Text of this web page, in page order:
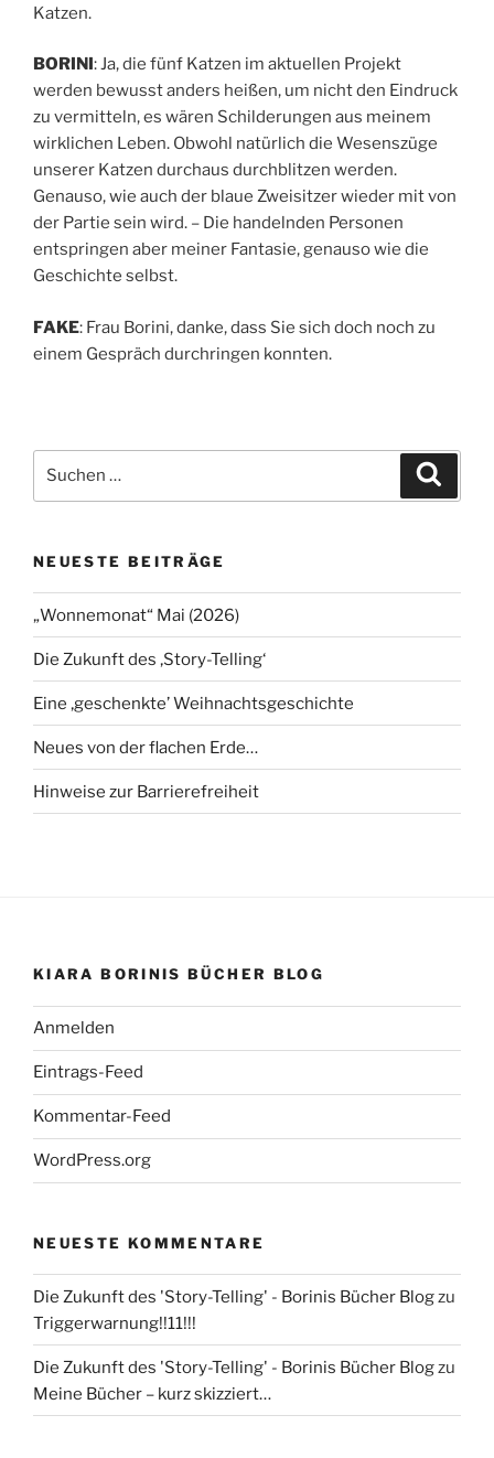
Katzen.
BORINI: Ja, die fünf Katzen im aktuellen Projekt
werden bewusst anders heißen, um nicht den Eindruck
zu vermitteln, es wären Schilderungen aus meinem
wirklichen Leben. Obwohl natürlich die Wesenszüge
unserer Katzen durchaus durchblitzen werden.
Genauso, wie auch der blaue Zweisitzer wieder mit von
der Partie sein wird. – Die handelnden Personen
entspringen aber meiner Fantasie, genauso wie die
Geschichte selbst.
FAKE: Frau Borini, danke, dass Sie sich doch noch zu
einem Gespräch durchringen konnten.
nach:
NEUESTE BEITRÄGE
„Wonnemonat“ Mai (2026)
Die Zukunft des ‚Story-Telling‘
Eine ‚geschenkte’ Weihnachtsgeschichte
Neues von der flachen Erde…
Hinweise zur Barrierefreiheit
KIARA BORINIS BÜCHER BLOG
Anmelden
Eintrags-Feed
Kommentar-Feed
WordPress.org
NEUESTE KOMMENTARE
Die Zukunft des 'Story-Telling' - Borinis Bücher Blogzu
Triggerwarnung!!11!!!
Die Zukunft des 'Story-Telling' - Borinis Bücher Blogzu
Meine Bücher – kurz skizziert…